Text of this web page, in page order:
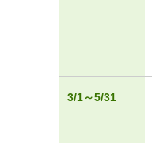
3/1～5/31